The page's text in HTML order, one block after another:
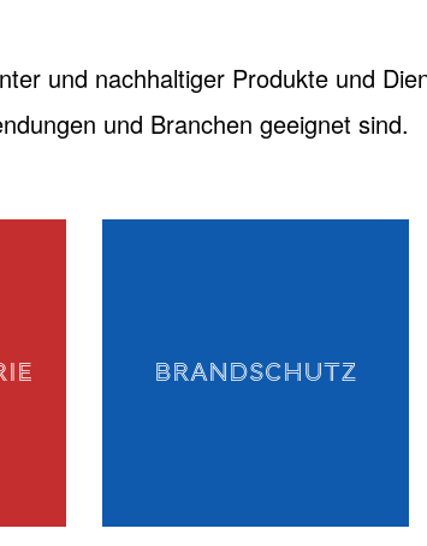
und nachhaltiger Produkte und
und Branchen geeignet sind.
BRANDSCHUTZ